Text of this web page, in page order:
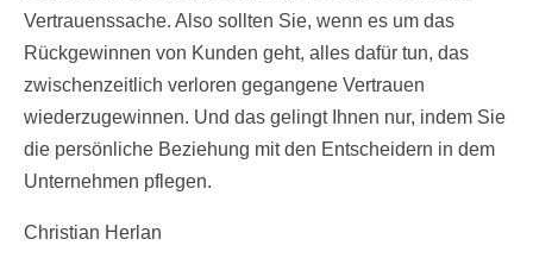
Vertrauenssache. Also sollten Sie, wenn es um das
Rückgewinnen von Kunden geht, alles dafür tun, das
zwischenzeitlich verloren gegangene Vertrauen
wiederzugewinnen. Und das gelingt Ihnen nur, indem Sie
die persönliche Beziehung mit den Entscheidern in dem
Unternehmen pflegen.
Christian Herlan